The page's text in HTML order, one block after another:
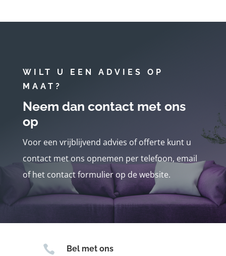
WILT U EEN ADVIES OP
MAAT?
Neem dan contact met ons
op
Voor een vrijblijvend advies of offerte kunt u
contact met ons opnemen per telefoon, email
of het contact formulier op de website.
 Bel met ons